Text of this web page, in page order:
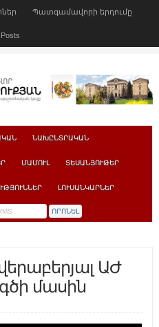
Պատգամավորի երդումը
Posts
ՆԱԽԸՆՏՐԱԿԱՆ
ՄԱՄՈՒԼ ՏԵՍԱՆՅՈՒԹԵՐ
ԼՈՒՍԱՆԿԱՐՆԵՐ
ԱԺ
մասին